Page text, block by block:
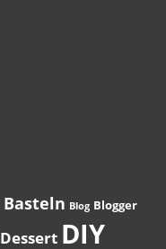
Basteln Blog Blogger
Dessert DIY